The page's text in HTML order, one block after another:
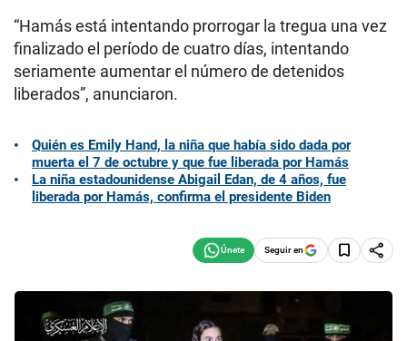
“Hamás está intentando prorrogar la tregua una vez
finalizado el período de cuatro días, intentando
seriamente aumentar el número de detenidos
liberados”, anunciaron.
Quién es Emily Hand, la niña que había sido dada por
muerta el 7 de octubre y que fue liberada por Hamás
La niña estadounidense Abigail Edan, de 4 años, fue
liberada por Hamás, confirma el presidente Biden
Seguir en